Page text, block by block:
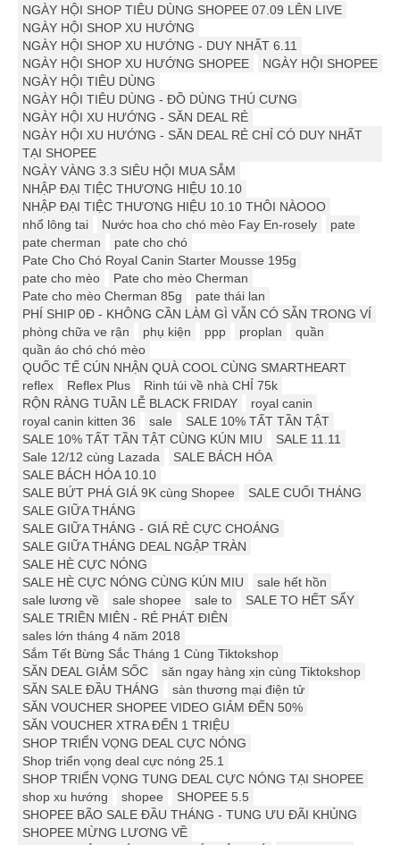
NGÀY HỘI SHOP TIÊU DÙNG SHOPEE 07.09 LÊN LIVE
NGÀY HỘI SHOP XU HƯỚNG
NGÀY HỘI SHOP XU HƯỚNG - DUY NHẤT 6.11
NGÀY HỘI SHOP XU HƯỚNG SHOPEE
NGÀY HỘI SHOPEE
NGÀY HỘI TIÊU DÙNG
NGÀY HỘI TIÊU DÙNG - ĐỒ DÙNG THÚ CƯNG
NGÀY HỘI XU HƯỚNG - SĂN DEAL RẺ
NGÀY HỘI XU HƯỚNG - SĂN DEAL RẺ CHỈ CÓ DUY NHẤT
TẠI SHOPEE
NGÀY VÀNG 3.3 SIÊU HỘI MUA SẮM
NHẬP ĐẠI TIỆC THƯƠNG HIỆU 10.10
NHẬP ĐẠI TIỆC THƯƠNG HIỆU 10.10 THÔI NÀOOO
nhổ lông tai
Nước hoa cho chó mèo Fay En-rosely
pate
pate cherman
pate cho chó
Pate Cho Chó Royal Canin Starter Mousse 195g
pate cho mèo
Pate cho mèo Cherman
Pate cho mèo Cherman 85g
pate thái lan
PHÍ SHIP 0Đ - KHÔNG CẦN LÀM GÌ VẪN CÓ SẴN TRONG VÍ
phòng chữa ve rận
phụ kiện ppp proplan
quần
quần áo chó chó mèo
QUỐC TẾ CÚN NHẬN QUÀ COOL CÙNG SMARTHEART
reflex
Reflex Plus
Rinh túi về nhà CHỈ 75k
RỘN RÀNG TUẦN LỄ BLACK FRIDAY
royal canin
royal canin kitten 36
sale
SALE 10% TẤT TẦN TẬT
SALE 10% TẤT TẦN TẬT CÙNG KÚN MIU
SALE 11.11
Sale 12/12 cùng Lazada
SALE BÁCH HÓA
SALE BÁCH HÓA 10.10
SALE BỨT PHÁ GIÁ 9K cùng Shopee
SALE CUỐI THÁNG
SALE GIỮA THÁNG
SALE GIỮA THÁNG - GIÁ RẺ CỰC CHOÁNG
SALE GIỮA THÁNG DEAL NGẬP TRÀN
SALE HÈ CỰC NÓNG
SALE HÈ CỰC NÓNG CÙNG KÚN MIU
sale hết hồn
sale lương về
sale shopee sale to
SALE TO HẾT SẨY
SALE TRIỀN MIÊN - RẺ PHÁT ĐIÊN
sales lớn tháng 4 năm 2018
Sắm Tết Bừng Sắc Tháng 1 Cùng Tiktokshop
SĂN DEAL GIẢM SỐC
săn ngay hàng xịn cùng Tiktokshop
SĂN SALE ĐẦU THÁNG
sàn thương mại điện tử
SĂN VOUCHER SHOPEE VIDEO GIẢM ĐẾN 50%
SĂN VOUCHER XTRA ĐẾN 1 TRIỆU
SHOP TRIỂN VỌNG DEAL CỰC NÓNG
Shop triển vọng deal cực nóng 25.1
SHOP TRIỂN VỌNG TUNG DEAL CỰC NÓNG TẠI SHOPEE
shop xu hướng
shopee
SHOPEE 5.5
SHOPEE BÃO SALE ĐẦU THÁNG - TUNG ƯU ĐÃI KHỦNG
SHOPEE MỪNG LƯƠNG VỀ